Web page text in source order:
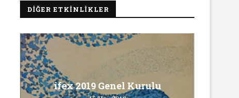
DIĞER ETKINLIKLER
ifex 2019 Genel Kurulu